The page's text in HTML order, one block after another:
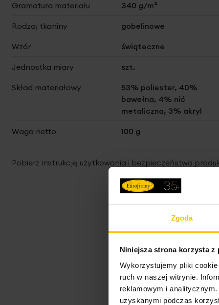
Zgoda
Niniejsza strona korzysta z
Wykorzystujemy pliki
ruch w naszej witrynie.
reklamowym i
uzyskanymi podczas
Gramatura materiału 340 g/m²
Rodzaj tkaniny gobelinowe
Wzór świąteczne
Jednostka miary szt.
Skład materiałowy
53% poliester, 40%
bawełna, 4% nić
metaliczna, 3% akryl
Waga netto 100 g
Pobierz instrukcję użytkowania i bezpieczeństwa